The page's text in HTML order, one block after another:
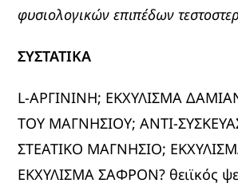
φυσιολογικών επιπέδων
ΣΥΣΤΑΤΙΚΑ
L-ΑΡΓΙΝΙΝΗ; ΕΚΧΥΛΙΣΜΑ
ΤΟΥ ΜΑΓΝΗΣΙΟΥ; ΑΝΤΙ-
ΣΤΕΑΤΙΚΟ ΜΑΓΝΗΣΙΟ;
ΕΚΧΥΛΙΣΜΑ ΣΑΦΡΟΝ? θειϊκός